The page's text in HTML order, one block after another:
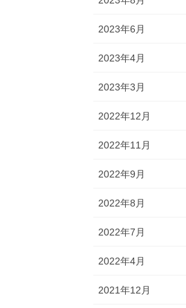
2023年6月
2023年4月
2023年3月
2022年12月
2022年11月
2022年9月
2022年8月
2022年7月
2022年4月
2021年12月